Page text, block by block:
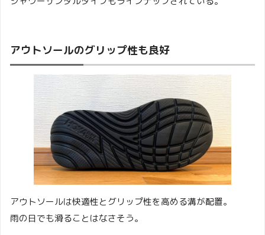
アウトソールのグリップ性も良好
アウトソールは快適性とグリップ性を高める溝が配置。
雨の日でも滑ることはなさそう。